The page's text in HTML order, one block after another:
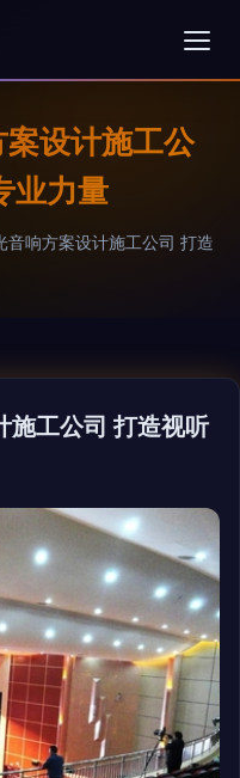
设计施工公
业力量
音响方案设计施工公司 打造
施工公司 打造视听